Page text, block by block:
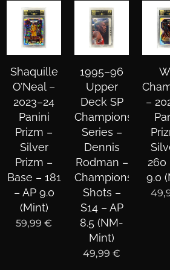
Shaquille
O’Neal –
2023–24
Panini
Prizm –
Silver
Prizm –
Base – 181
– AP 9.0
(Mint)
59,99 €
1995–96
Upper
Deck SP
Championship
Series –
Dennis
Rodman –
Championship
Shots –
S14 – AP
8.5 (NM-
Mint)
49,99 €
–
260
9.0